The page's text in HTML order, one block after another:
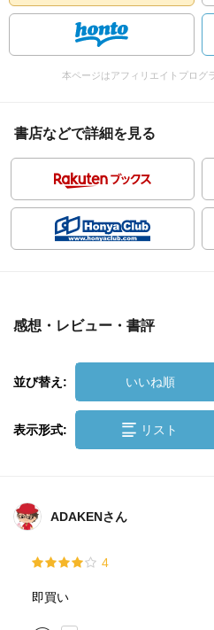
本ページはアフィリエイトプログ
書店などで詳細を見る
感想・レビュー・書評
並び替え: いいね順
表示形式: リスト
ADAKENさん
4
即買い